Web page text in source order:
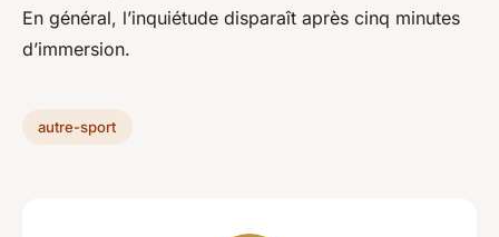
En général, l’inquiétude disparaît après cinq minutes
d’immersion.
autre-sport